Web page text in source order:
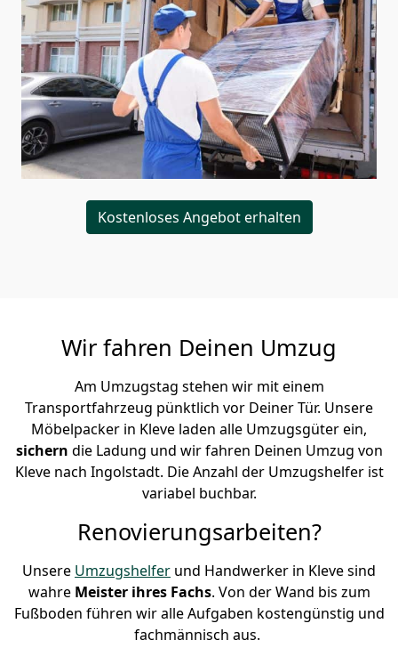
Kostenloses Angebot erhalten
Wir fahren Deinen Umzug
Am Umzugstag stehen wir mit einem
Transportfahrzeug pünktlich vor Deiner Tür. Unsere
Möbelpacker in Kleve laden alle Umzugsgüter ein,
sichern die Ladung und wir fahren Deinen Umzug von
Kleve nach Ingolstadt. Die Anzahl der Umzugshelfer ist
variabel buchbar.
Renovierungsarbeiten?
Unsere Umzugshelfer und Handwerker in Kleve sind
wahre Meister ihres Fachs. Von der Wand bis zum
Fußboden führen wir alle Aufgaben kostengünstig und
fachmännisch aus.